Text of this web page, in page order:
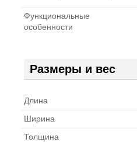
Функциональные
особенности
Размеры и вес
Длина
Ширина
Толщина